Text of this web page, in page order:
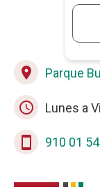
Опис
place Parque
schedule Lunes a
stay_current_portrait 910 01